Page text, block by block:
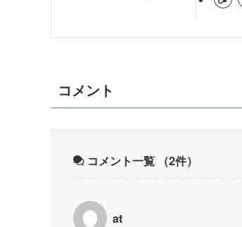
コメント
コメント一覧 （2件）
at